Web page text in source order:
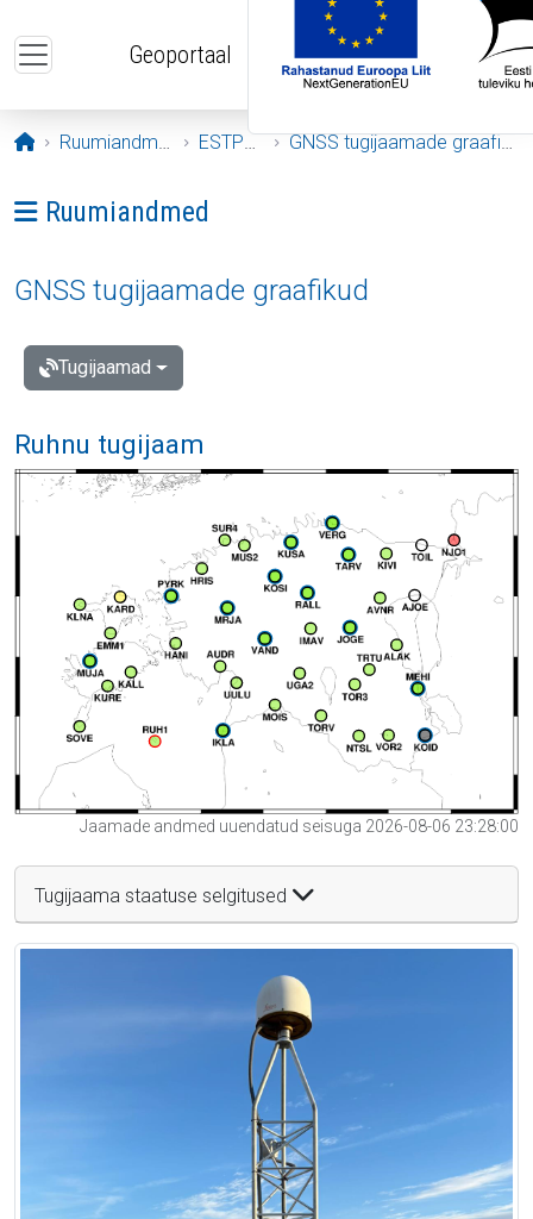
Geoportaal
Avaleht
Ruumiandmed ESTPOS GNSS tugijaamade graafikud
Ava menüü: Ruumiandmed
Ruumiandmed
GNSS tugijaamade graafikud
Tugijaamad
Ruhnu tugijaam
Jaamade andmed uuendatud seisuga 2026-08-06 23:28:00
Tugijaama staatuse selgitused